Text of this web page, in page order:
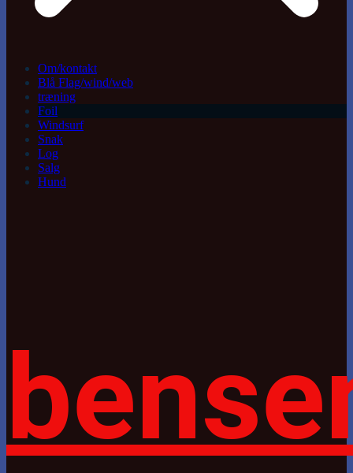
Om/kontakt
Blå Flag/wind/web
træning
Foil
Windsurf
Snak
Log
Salg
Hund